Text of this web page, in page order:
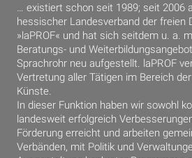
… existiert schon seit 1989; seit 2006
hessischer Landesverband der freien
»laPROF« und hat sich seitdem u. a.
Beratungs- und
Sprachrohr neu aufgestellt. laPROF
Vertretung aller Tätigen im Bereich
Künste.
In dieser Funktion haben wir sowohl
landesweit erfolgreich
Förderung erreicht und arbeiten
Verbänden, mit Politik und